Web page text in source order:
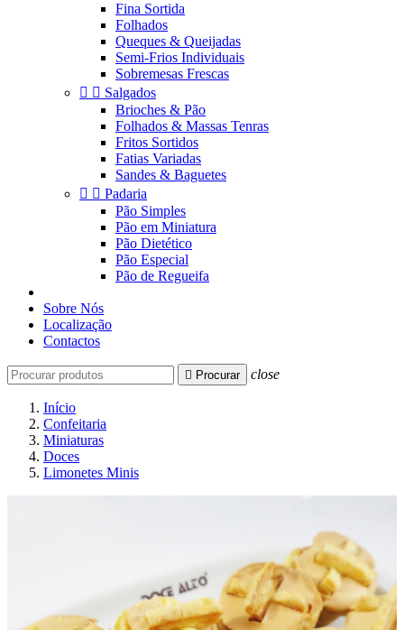
Fina Sortida
Folhados
Queques & Queijadas
Semi-Frios Individuais
Sobremesas Frescas
  Salgados
Brioches & Pão
Folhados & Massas Tenras
Fritos Sortidos
Fatias Variadas
Sandes & Baguetes
  Padaria
Pão Simples
Pão em Miniatura
Pão Dietético
Pão Especial
Pão de Regueifa
Sobre Nós
Localização
Contactos
 Procurar close
Início
Confeitaria
Miniaturas
Doces
Limonetes Minis